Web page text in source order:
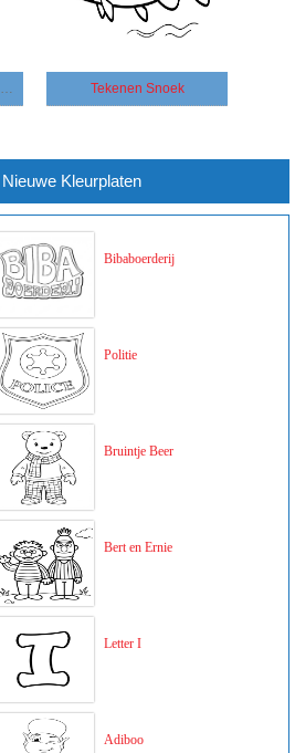
Tekenen Snoek voor kinderen Tekenen Snoek
Nieuwe Kleurplaten
Bibaboerderij
Politie
Bruintje Beer
Bert en Ernie
Letter I
Adiboo